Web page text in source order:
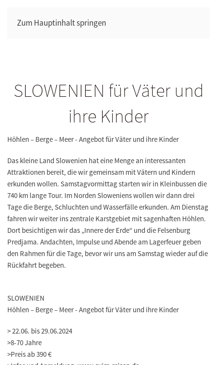
Zum Hauptinhalt springen
SLOWENIEN für Väter und
ihre Kinder
Höhlen – Berge – Meer - Angebot für Väter und ihre Kinder
Das kleine Land Slowenien hat eine Menge an interessanten
Attraktionen bereit, die wir gemeinsam mit Vätern und Kindern
erkunden wollen. Samstagvormittag starten wir in Kleinbussen die
740 km lange Tour. Im Norden Sloweniens wollen wir dann drei
Tage die Berge, Schluchten und Wasserfälle erkunden. Am Dienstag
fahren wir weiter ins zentrale Karstgebiet mit sagenhaften Höhlen.
Dort besichtigen wir das „Innere der Erde“ und die Felsenburg
Predjama. Andachten, Impulse und Abende am Lagerfeuer geben
den Rahmen für die Tage, bevor wir uns am Samstag wieder auf die
Rückfahrt begeben.
SLOWENIEN
Höhlen – Berge – Meer - Angebot für Väter und ihre Kinder
>22.06. bis 29.06.2024
>8-70 Jahre
>Preis ab 390 €